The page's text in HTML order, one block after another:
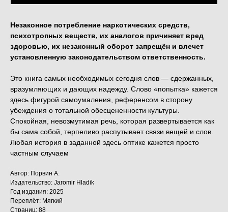
Незаконное потребление наркотических средств,
психотропных веществ, их аналогов причиняет вред
здоровью, их незаконный оборот запрещён и влечет
установленную законодательством ответственность.
Это книга самых необходимых сегодня слов — сдержанных,
вразумляющих и дающих надежду. Слово «попытка» кажется
здесь фигурой самоумаления, референсом в сторону
убеждения о тотальной обесцененности культуры.
Спокойная, невозмутимая речь, которая развертывается как
бы сама собой, терпеливо распутывает связи вещей и слов.
Любая история в заданной здесь оптике кажется просто
частным случаем
Автор: Порвин А.
Издательство: Jaromir Hladik
Год издания: 2025
Переплёт: Мягкий
Страниц: 88